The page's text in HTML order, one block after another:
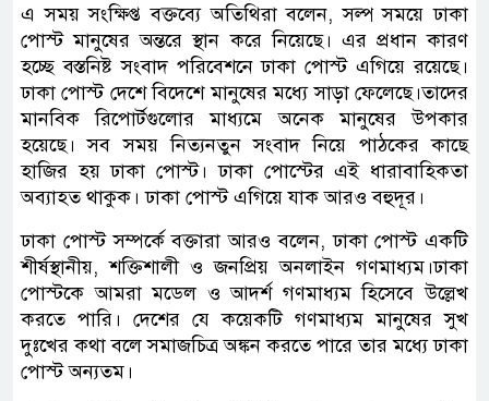
এ সময় সংক্ষিপ্ত বক্তব্যে অতিথিরা বলেন, সল্প সময়ে ঢাকা
পোস্ট মানুষের অন্তরে স্থান করে নিয়েছে। এর প্রধান কারণ
হচ্ছে বস্তনিষ্ট সংবাদ পরিবেশনে ঢাকা পোস্ট এগিয়ে রয়েছে।
ঢাকা পোস্ট দেশে বিদেশে মানুষের মধ্যে সাড়া ফেলেছে।তাদের
মানবিক রিপোর্টগুলোর মাধ্যমে অনেক মানুষের উপকার
হয়েছে। সব সময় নিত্যনতুন সংবাদ নিয়ে পাঠকের কাছে
হাজির হয় ঢাকা পোস্ট। ঢাকা পোস্টের এই ধারাবাহিকতা
অব্যাহত থাকুক। ঢাকা পোস্ট এগিয়ে যাক আরও বহুদূর।
ঢাকা পোস্ট সম্পর্কে বক্তারা আরও বলেন, ঢাকা পোস্ট একটি
শীর্ষস্থানীয়, শক্তিশালী ও জনপ্রিয় অনলাইন গণমাধ্যম।ঢাকা
পোস্টকে আমরা মডেল ও আদর্শ গণমাধ্যম হিসেবে উল্লেখ
করতে পারি। দেশের যে কয়েকটি গণমাধ্যম মানুষের সুখ
দুঃখের কথা বলে সমাজচিত্র অঙ্কন করতে পারে তার মধ্যে ঢাকা
পোস্ট অন্যতম।